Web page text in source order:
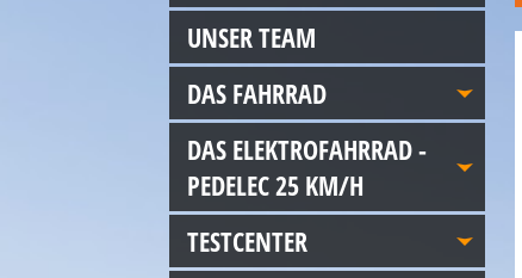
UNSER TEAM
DAS FAHRRAD
DAS ELEKTROFAHRRAD -
PEDELEC 25 KM/H
TESTCENTER